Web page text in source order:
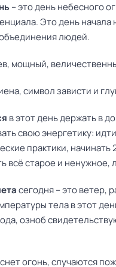
– это день небесного
Это день
людей.
мощный,
символ зависти и
в этот день держать в
свою энергетику:
практики,
всё старое и
сегодня – это ветер,
тела в этот
озноб
огонь, случаются